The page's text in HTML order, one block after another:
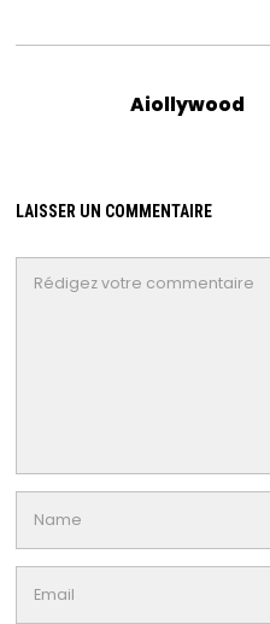
Aiollywood
LAISSER UN COMMENTAIRE